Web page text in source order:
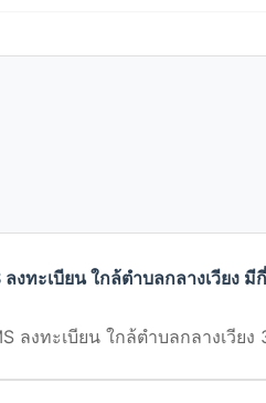
งทะเบียน ใกล้ตำบลกลางเวียง มี
ลงทะเบียน ใกล้ตำบลกลางเวีย